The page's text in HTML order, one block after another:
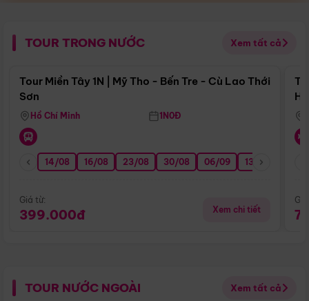
TOUR TRONG NƯỚC Xem tất cả
Điểm nổi bật
Tour Miền Tây 1N | Mỹ Tho - Bến Tre - Cù Lao Thới
Sơn
Hồ Chí Minh 1N0Đ
14/08 16/08 23/08 30/08 06/09 13/09
Giá từ:
399.000đ Xem chi tiết
TOUR NƯỚC NGOÀI Xem tất cả
Điểm nổi bật